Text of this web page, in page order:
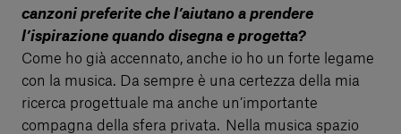
canzoni preferite che l’aiutano a prendere
l’ispirazione quando disegna e progetta?
Come ho già accennato, anche io ho un forte legame
con la musica. Da sempre è una certezza della mia
ricerca progettuale ma anche un’importante
compagna della sfera privata. Nella musica spazio